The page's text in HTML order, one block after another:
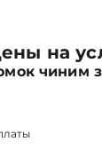
на
чиним